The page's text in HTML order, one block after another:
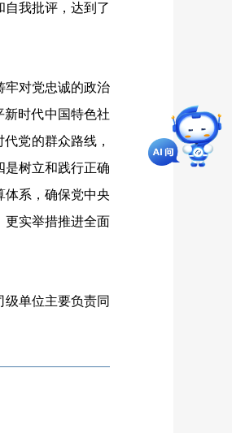
我批评，达到了
对党忠诚的政治
新时代中国特色社
党的群众路线，
是树立和践行正确
体系，确保党中央
更实举措推进全面
单位主要负责同